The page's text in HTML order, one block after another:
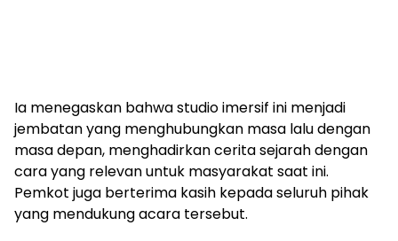
Ia menegaskan bahwa studio imersif ini menjadi
jembatan yang menghubungkan masa lalu dengan
masa depan, menghadirkan cerita sejarah dengan
cara yang relevan untuk masyarakat saat ini.
Pemkot juga berterima kasih kepada seluruh pihak
yang mendukung acara tersebut.